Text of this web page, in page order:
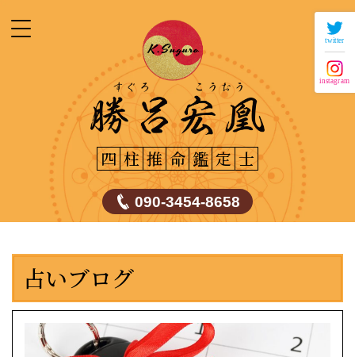
四 柱 推 命 鑑 定 士
090-3454-8658
占いブログ
twitter
instagram